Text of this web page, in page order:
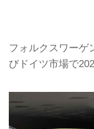
フォルクスワーゲ
びドイツ市場で